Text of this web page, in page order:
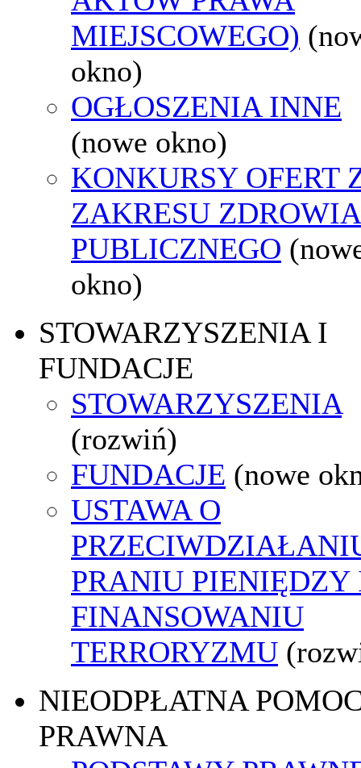
MIEJSCOWEGO)
okno)
OGŁOSZENIA INNE
(nowe okno)
KONKURSY OFERT
ZAKRESU ZDROWIA
PUBLICZNEGO
okno)
STOWARZYSZENIA I
FUNDACJE
STOWARZYSZENIA
(rozwiń)
FUNDACJE (nowe
USTAWA O
PRANIU PIENIĘDZY
FINANSOWANIU
TERRORYZMU
NIEODPŁATNA
PRAWNA